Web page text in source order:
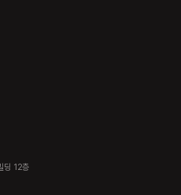
딩 12층